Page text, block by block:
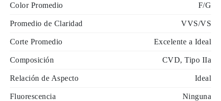
Color Promedio F/G
Promedio de Claridad VVS/VS
Corte Promedio Excelente a Ideal
Composición CVD, Tipo IIa
Relación de Aspecto Ideal
Fluorescencia Ninguna